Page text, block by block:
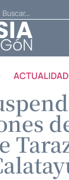
ACTUALIDAD